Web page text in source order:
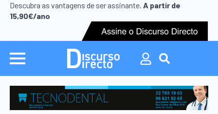
Descubra as vantagens de ser assinante. A partir de
15,90€/ano
Search
for:
Search